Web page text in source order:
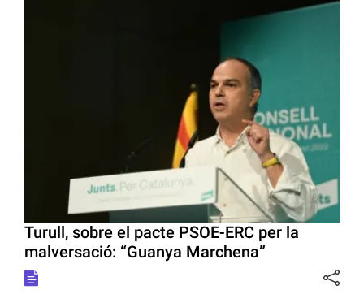
Turull, sobre el pacte PSOE-ERC per la
malversació: “Guanya Marchena”